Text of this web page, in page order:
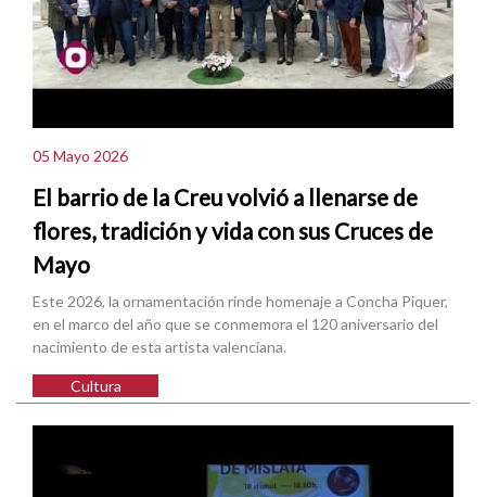
05 Mayo 2026
El barrio de la Creu volvió a llenarse de
flores, tradición y vida con sus Cruces de
Mayo
Este 2026, la ornamentación rinde homenaje a Concha Piquer,
en el marco del año que se conmemora el 120 aniversario del
nacimiento de esta artista valenciana.
Cultura